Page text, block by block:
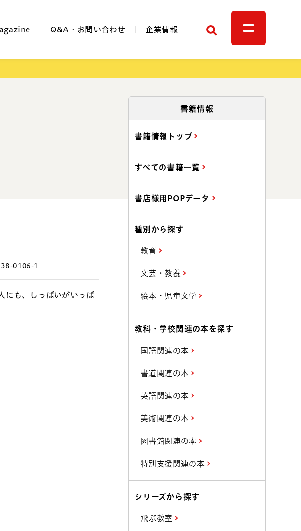
Q&A・お問い合わせ 企業情報 検索
0106-1
にも、しっぱいがいっぱ
書籍情報
書籍情報トップ
すべての書籍一覧
書店様用POPデータ
種別から探す
教育
文芸・教養
絵本・児童文学
教科・学校関連の本を探す
国語関連の本
書道関連の本
英語関連の本
美術関連の本
図書館関連の本
特別支援関連の本
シリーズから探す
飛ぶ教室